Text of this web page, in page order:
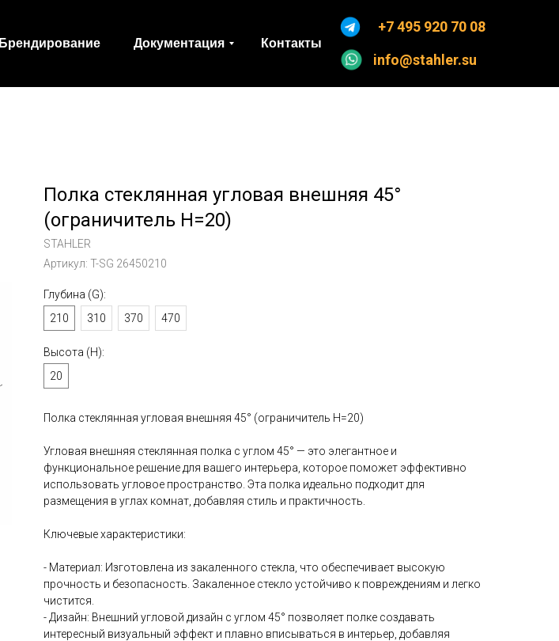
+7 495 920 70 08
info@stahler.su
Брендирование Документация Контакты
Полка стеклянная угловая внешняя 45°
(ограничитель H=20)
STAHLER
Артикул: T-SG 26450210
Глубина (G):
210
310 370 470
Высота (Н):
20
Полка стеклянная угловая внешняя 45° (ограничитель H=20)
Угловая внешняя стеклянная полка с углом 45° — это элегантное и
функциональное решение для вашего интерьера, которое поможет эффективно
использовать угловое пространство. Эта полка идеально подходит для
размещения в углах комнат, добавляя стиль и практичность.
Ключевые характеристики:
- Материал: Изготовлена из закаленного стекла, что обеспечивает высокую
прочность и безопасность. Закаленное стекло устойчиво к повреждениям и легко
чистится.
- Дизайн: Внешний угловой дизайн с углом 45° позволяет полке создавать
интересный визуальный эффект и плавно вписываться в интерьер, добавляя